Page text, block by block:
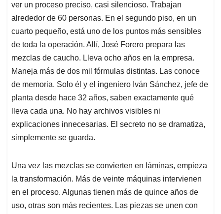
ver un proceso preciso, casi silencioso. Trabajan
alrededor de 60 personas. En el segundo piso, en un
cuarto pequeño, está uno de los puntos más sensibles
de toda la operación. Allí, José Forero prepara las
mezclas de caucho. Lleva ocho años en la empresa.
Maneja más de dos mil fórmulas distintas. Las conoce
de memoria. Solo él y el ingeniero Iván Sánchez, jefe de
planta desde hace 32 años, saben exactamente qué
lleva cada una. No hay archivos visibles ni
explicaciones innecesarias. El secreto no se dramatiza,
simplemente se guarda.
Una vez las mezclas se convierten en láminas, empieza
la transformación. Más de veinte máquinas intervienen
en el proceso. Algunas tienen más de quince años de
uso, otras son más recientes. Las piezas se unen con